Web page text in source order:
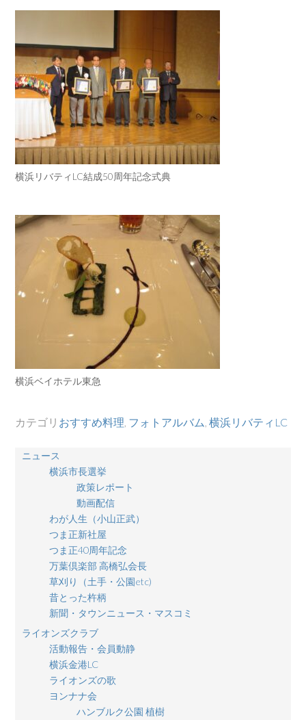
横浜リバティLC結成50周年記念式典
横浜ベイホテル東急
カテゴリ おすすめ料理 フォトアルバム ,横浜リバティLC
ニュース
横浜市長選挙
政策レポート
動画配信
わが人生（小山正武）
つま正新社屋
つま正40周年記念
万葉倶楽部 高橋弘会長
草刈り（土手・公園etc)
昔とった杵柄
新聞・タウンニュース・マスコミ
ライオンズクラブ
活動報告・会員動静
横浜金港LC
ライオンズの歌
ヨンナナ会
ハンブルク公園 植樹